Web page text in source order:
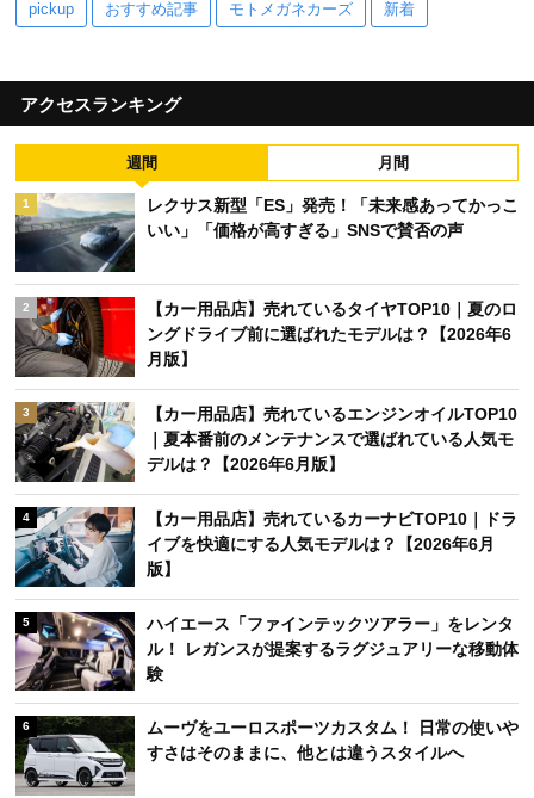
pickup おすすめ記事 モトメガネカーズ 新着
アクセスランキング
週間 月間
1
レクサス新型「ES」発売！「未来感あってかっこ
いい」「価格が高すぎる」SNSで賛否の声
2
【カー用品店】売れているタイヤTOP10｜夏のロ
ングドライブ前に選ばれたモデルは？【2026年6
月版】
3
【カー用品店】売れているエンジンオイルTOP10
｜夏本番前のメンテナンスで選ばれている人気モ
デルは？【2026年6月版】
4
【カー用品店】売れているカーナビTOP10｜ドラ
イブを快適にする人気モデルは？【2026年6月
版】
5
ハイエース「ファインテックツアラー」をレンタ
ル！ レガンスが提案するラグジュアリーな移動体
験
6
ムーヴをユーロスポーツカスタム！ 日常の使いや
すさはそのままに、他とは違うスタイルへ